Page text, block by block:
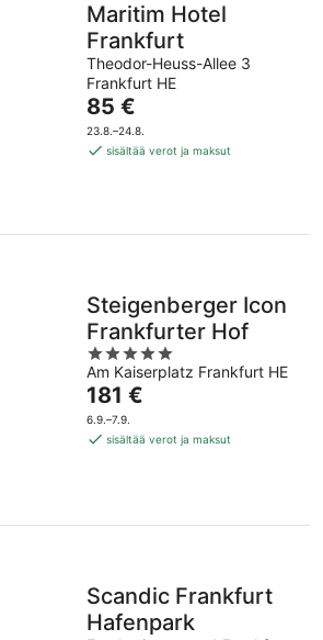
Maritim Hotel
Frankfurt
Theodor-Heuss-Allee 3
Frankfurt HE
Hinta
on
85 €
85 €
23.8.–24.8.
sisältää verot ja maksut
Steigenberger Icon
Frankfurter Hof
5
out
of
5
Am Kaiserplatz Frankfurt HE
Hinta
on
181 €
181 €
6.9.–7.9.
sisältää verot ja maksut
Scandic Frankfurt
Hafenpark